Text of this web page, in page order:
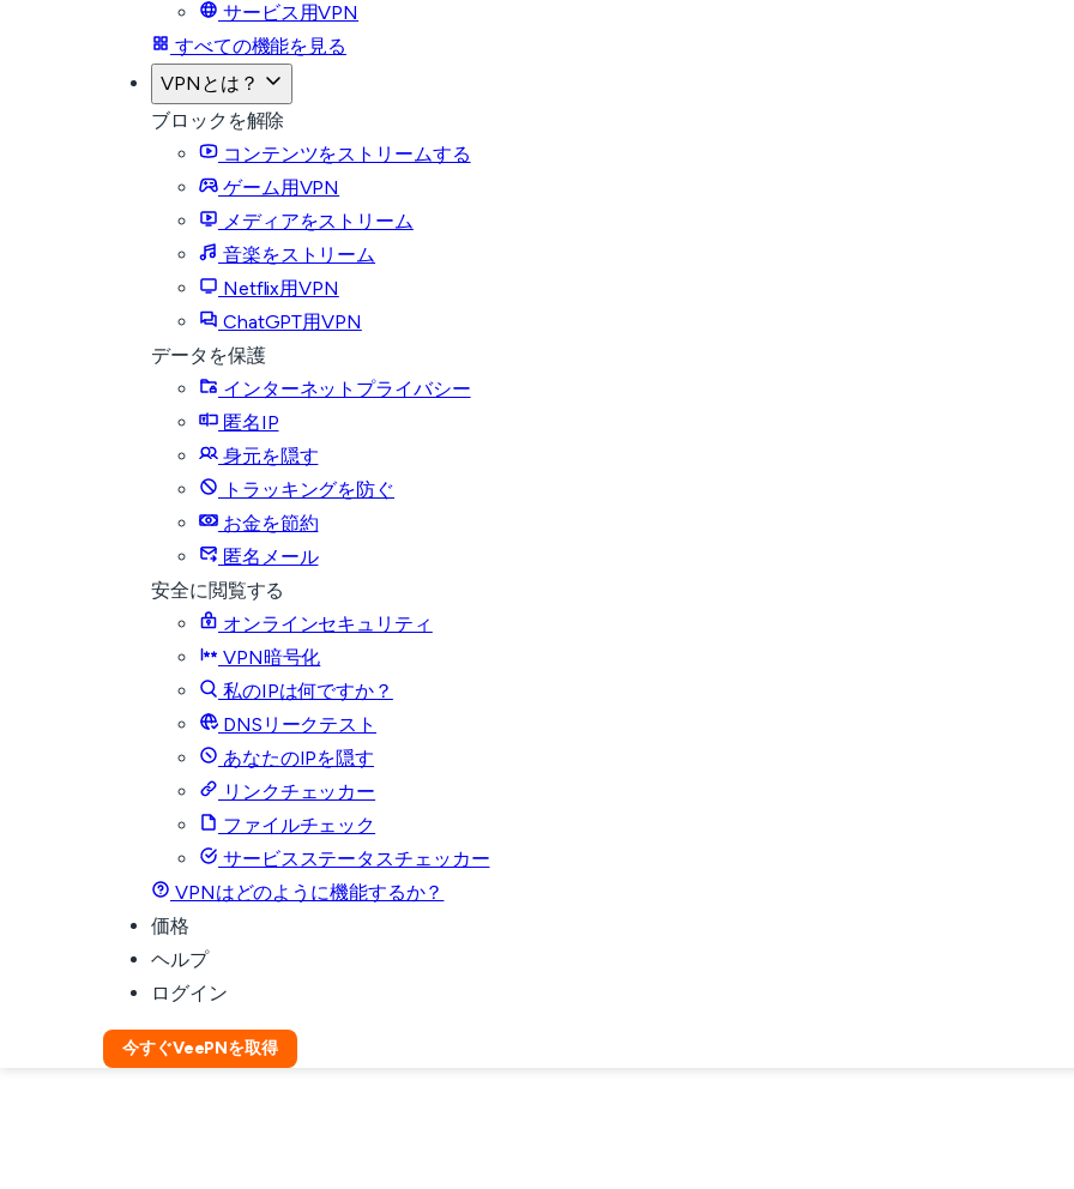
サービス用VPN
すべての機能を見る
VPNとは？
ブロックを解除
コンテンツをストリームする
ゲーム用VPN
メディアをストリーム
音楽をストリーム
Netflix用VPN
ChatGPT用VPN
データを保護
インターネットプライバシー
匿名IP
身元を隠す
トラッキングを防ぐ
お金を節約
匿名メール
安全に閲覧する
オンラインセキュリティ
VPN暗号化
私のIPは何ですか？
DNSリークテスト
あなたのIPを隠す
リンクチェッカー
ファイルチェック
サービスステータスチェッカー
VPNはどのように機能するか？
価格
ヘルプ
ログイン
今すぐVeePNを取得